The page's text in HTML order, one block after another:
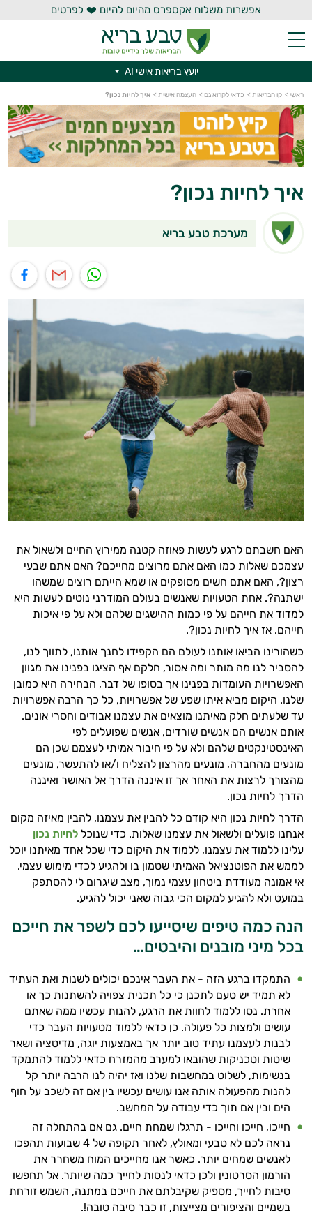
אפשרות משלוח אקספרס מהיום להיום ❤️ לפרטים
יועץ בריאות אישי AI
ראשי > קו הבריאות > כדאי לקרוא גם > העצמה אישית > איך לחיות נכון?
איך לחיות נכון?
מערכת טבע בריא
האם חשבתם לרגע לעשות פאוזה קטנה ממירוץ החיים ולשאול את
עצמכם שאלות כמו האם אתם מרוצים מחייכם? האם אתם שבעי
רצון?, האם אתם חשים מסופקים או שמא הייתם רוצים שמשהו
ישתנה?. אחת הטעויות שאנשים בעולם המודרני נוטים לעשות היא
למדוד את חייהם על פי כמות ההישגים שלהם ולא על פי איכות
חייהם. אז איך לחיות נכון?.
כשהורינו הביאו אותנו לעולם הם הקפידו לחנך אותנו, לתווך לנו,
להסביר לנו מה מותר ומה אסור, חלקם אף הציגו בפנינו את מגוון
האפשרויות העומדות בפנינו אך בסופו של דבר, הבחירה היא כמובן
שלנו. היקום מביא איתו שפע של אפשרויות, כל כך הרבה אפשרויות
עד שלעתים חלק מאיתנו מוצאים את עצמנו אבודים וחסרי אונים.
אותם אנשים הם אנשים שורדים, אנשים שפועלים לפי
האינסטינקטים שלהם ולא על פי חיבור אמיתי לעצמם שכן הם
מונעים מהחברה, מונעים מהרצון להצליח ו/או להתעשר, מונעים
מהצורך לרצות את האחר אך זו איננה הדרך אל האושר ואיננה
הדרך לחיות נכון.
הדרך לחיות נכון היא קודם כל להבין את עצמנו, להבין מאיזה מקום
אנחנו פועלים ולשאול את עצמנו שאלות. כדי שנוכל לחיות נכון
עלינו ללמוד את עצמנו, ללמוד את היקום כדי שכל אחד מאיתנו יוכל
לממש את הפוטנציאל האמיתי שטמון בו ולהגיע לכדי מימוש עצמי.
אי אמונה מעודדת ביטחון עצמי נמוך, מצב שיגרום לי להסתפק
במועט ולא להגיע למקום הכי גבוה שאני יכול להגיע.
הנה כמה טיפים שיסייעו לכם לשפר את חייכם
בכל מיני מובנים והיבטים…
התמקדו ברגע הזה - את העבר אינכם יכולים לשנות ואת העתיד
לא תמיד יש טעם לתכנן כי כל תכנית צפויה להשתנות כך או
אחרת. נסו ללמוד לחוות את הרגע, להנות עכשיו ממה שאתם
עושים ולמצות כל פעולה. כן כדאי ללמוד מטעויות העבר כדי
לבנות לעצמנו עתיד טוב יותר אך באמצעות יוגה, מדיטציה ושאר
שיטות וטכניקות שהובאו למערב מהמזרח כדאי ללמוד להתמקד
בנשימות, לשלוט במחשבות שלנו ואז יהיה לנו הרבה יותר קל
להנות מהפעולה אותה אנו עושים עכשיו בין אם זה לשכב על חוף
הים ובין אם תוך כדי עבודה על המחשב.
חייכו, חייכו וחייכו - תרגלו שמחת חיים. גם אם בהתחלה זה
נראה לכם לא טבעי ומאולץ, לאחר תקופה של 4 שבועות תהפכו
לאנשים שמחים יותר. כאשר אנו מחייכים המוח משחרר את
הורמון הסרטונין ולכן כדאי לנסות לחייך כמה שיותר. אל תחפשו
סיבות לחייך, מספיק שקיבלתם את חייכם במתנה, השמש זורחת
בשמיים והציפורים מצייצות, זו כבר סיבה טובה!.
יועץ בריאות אישי AI
היי,
אני יועץ הבריאות האישי AI של טבע בריא.
התשובות שלי מבוססות על מאגרי מידע קליניים
וספרות מקצועית בתחומי הרפואה הטבעית
אני כאן כדי לעזור לך להתאים את תוספי
התזונה ומוצרי הבריאות המדויקים למטרות
ולמצב הגופני שלך, ולהסביר לך אילו רכיבים
עובדים יחד כדי למקסם תוצאות גם בחיי היום
יום וגם בתחום הכושר והספורט.
המטרה שלי היא להתאים עבורך המלצות
אישיות מבוססות מדעית.
זה הזמן להתחיל. איך אוכל לעזור?